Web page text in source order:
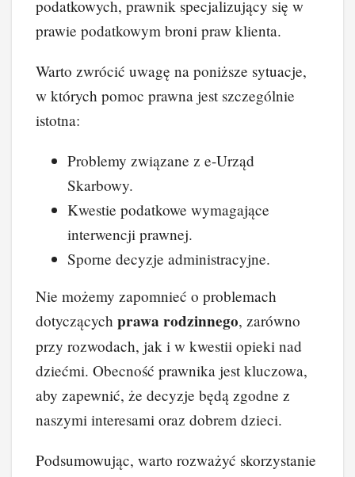
podatkowych, prawnik specjalizujący się w
prawie podatkowym broni praw klienta.
Warto zwrócić uwagę na poniższe sytuacje,
w których pomoc prawna jest szczególnie
istotna:
Problemy związane z e-Urząd
Skarbowy.
Kwestie podatkowe wymagające
interwencji prawnej.
Sporne decyzje administracyjne.
Nie możemy zapomnieć o problemach
dotyczących prawa rodzinnego, zarówno
przy rozwodach, jak i w kwestii opieki nad
dziećmi. Obecność prawnika jest kluczowa,
aby zapewnić, że decyzje będą zgodne z
naszymi interesami oraz dobrem dzieci.
Podsumowując, warto rozważyć skorzystanie